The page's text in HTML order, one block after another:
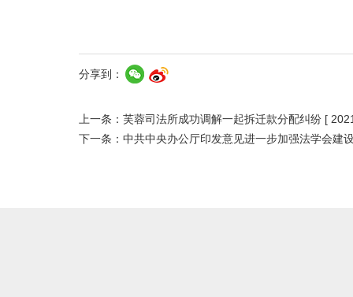
分享到：
上一条： 芙蓉司法所成功调解一起拆迁款分配纠纷 [
下一条： 中共中央办公厅印发意见进一步加强法学会建